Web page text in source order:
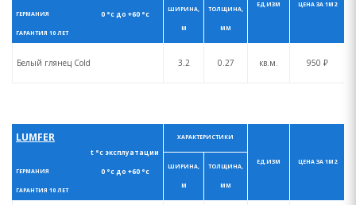
0 °с до +60 °с
ГЕРМАНИЯ
ГАРАНТИЯ 10 ЛЕТ
ЕД.ИЗМ ЦЕНА ЗА 1М2
ШИРИНА,
М
ТОЛЩИНА,
ММ
Белый глянец Cold 3.2 0.27 кв.м. 950 ₽
LUMFER
t °с эксплуатации
0 °с до +60 °с
ГЕРМАНИЯ
ГАРАНТИЯ 10 ЛЕТ
ХАРАКТЕРИСТИКИ
ЕД.ИЗМ ЦЕНА ЗА 1М2
ШИРИНА,
М
ТОЛЩИНА,
ММ